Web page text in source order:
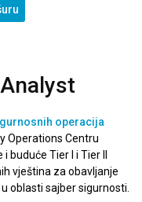
operacija
Operations Centru
buduće Tier I i Tier II
vještina za obavljanje
oblasti sajber sigurnosti.